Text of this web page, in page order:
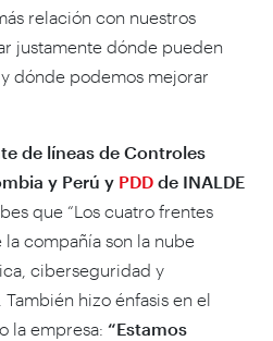
relación con nuestros
justamente dónde pueden
dónde podemos mejorar
de líneas de Controles
y Perú y PDD de INALDE
que “Los cuatro frentes
compañía son la nube
ciberseguridad y
hizo énfasis en el
la empresa: “Estamos